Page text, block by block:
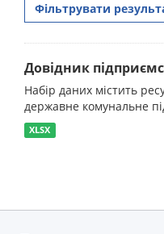
Фільтрувати
Довідник
Набір даних містить
державне комунальне
XLSX